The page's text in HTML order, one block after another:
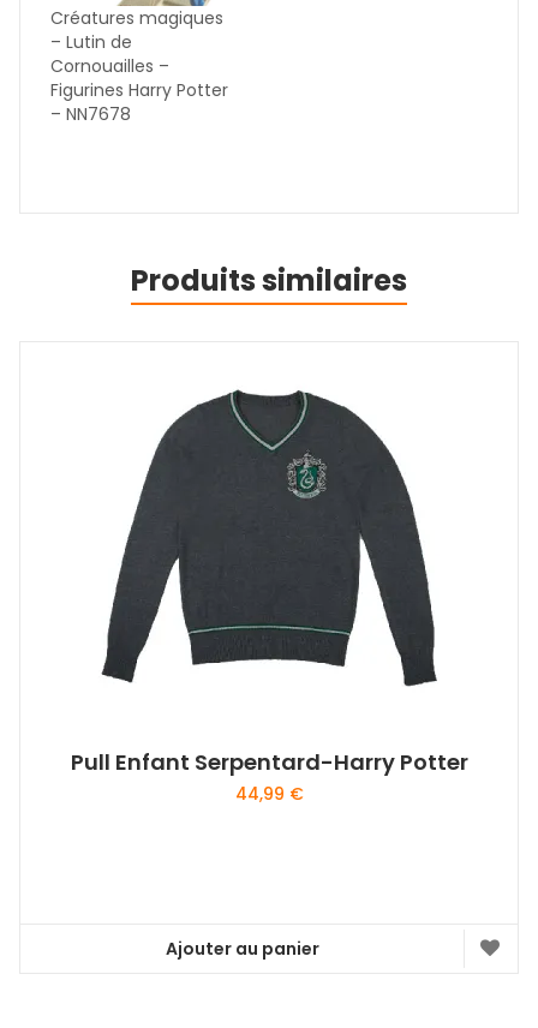
Créatures magiques
– Lutin de
Cornouailles –
Figurines Harry Potter
– NN7678
Produits similaires
Pull Enfant Serpentard-Harry Potter
44,99 €
Ajouter au panier